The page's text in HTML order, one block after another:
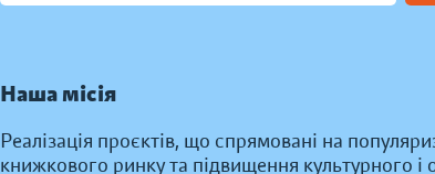
Наша місія
Реалізація проєктів, що спрямовані на
книжкового ринку та підвищення культурного і